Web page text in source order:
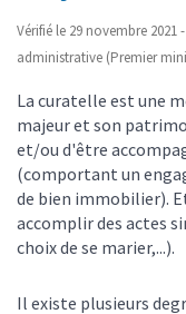
Vérifié le 29 novembre
administrative (Premier
La curatelle est une
majeur et son
et/ou d'être
(comportant un
de bien immobilier).
accomplir des actes
choix de se marier,...).
Il existe plusieurs